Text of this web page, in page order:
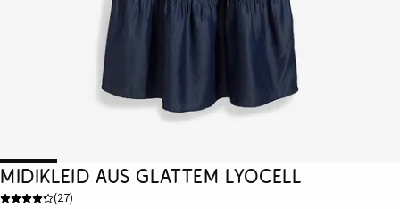
Midikleid aus glattem Lyocell
(27)